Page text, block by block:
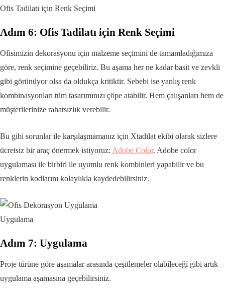
Ofis Tadilatı için Renk Seçimi
Adım 6: Ofis Tadilatı için Renk Seçimi
Ofisimizin dekorasyonu için malzeme seçimini de tamamladığımıza
göre, renk seçimine geçebiliriz. Bu aşama her ne kadar basit ve zevkli
gibi görünüyor olsa da oldukça kritiktir. Sebebi ise yanlış renk
kombinasyonları tüm tasarımınızı çöpe atabilir. Hem çalışanları hem de
müşterilerinize rahatsızlık verebilir.
Bu gibi sorunlar ile karşılaşmamanız için Xtadilat ekibi olarak sizlere
ücretsiz bir araç önermek istiyoruz: Adobe Color. Adobe color
uygulaması ile birbiri ile uyumlu renk kombinleri yapabilir ve bu
renklerin kodlarını kolaylıkla kaydedebilirsiniz.
Uygulama
Adım 7: Uygulama
Proje türüne göre aşamalar arasında çeşitlemeler olabileceği gibi artık
uygulama aşamasına geçebilirsiniz.